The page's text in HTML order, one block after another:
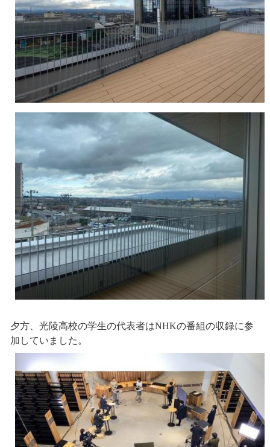
夕方、光陵高校の学生の代表者はNHKの番組の収録に参
加していました。